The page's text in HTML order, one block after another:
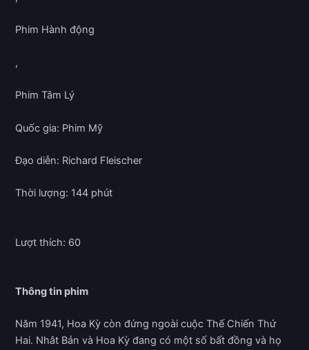
Phim Hành động
,
Phim Tâm Lý
Quốc gia: Phim Mỹ
Đạo diễn: Richard Fleischer
Thời lượng: 144 phút
Lượt thích: 60
Thông tin phim
Năm 1941, Hoa Kỳ còn đứng ngoài cuộc Thế Chiến Thứ
Hai. Nhât Bản và Hoa Kỳ đang có một số bất đồng và họ